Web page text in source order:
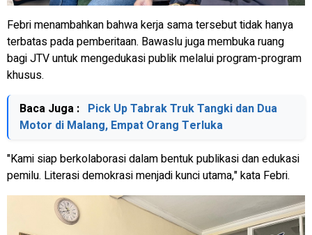
Febri menambahkan bahwa kerja sama tersebut tidak hanya
terbatas pada pemberitaan. Bawaslu juga membuka ruang
bagi JTV untuk mengedukasi publik melalui program-program
khusus.
Baca Juga : Pick Up Tabrak Truk Tangki dan Dua
Motor di Malang, Empat Orang Terluka
"Kami siap berkolaborasi dalam bentuk publikasi dan edukasi
pemilu. Literasi demokrasi menjadi kunci utama," kata Febri.